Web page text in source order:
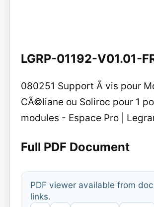
LGRP-01192-V01.01-
080251 Support Ã vis pour
CÃ©liane ou Soliroc pour 1
modules - Espace Pro |
Full PDF Document
PDF viewer available from
links.